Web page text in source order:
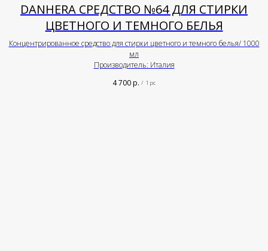
DANHERA СРЕДСТВО №64 ДЛЯ СТИРКИ
ЦВЕТНОГО И ТЕМНОГО БЕЛЬЯ
Концентрированное средство для стирки цветного и темного белья/ 1000
мл
Производитель: Италия
4 700р. / 1 pc